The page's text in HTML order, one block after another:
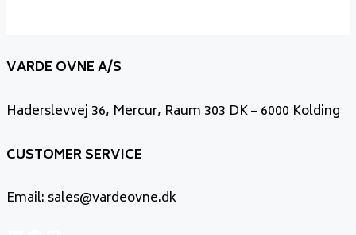
VARDE OVNE A/S
Haderslevvej 36, Mercur, Raum 303 DK – 6000 Kolding
CUSTOMER SERVICE
Email: sales@vardeovne.dk